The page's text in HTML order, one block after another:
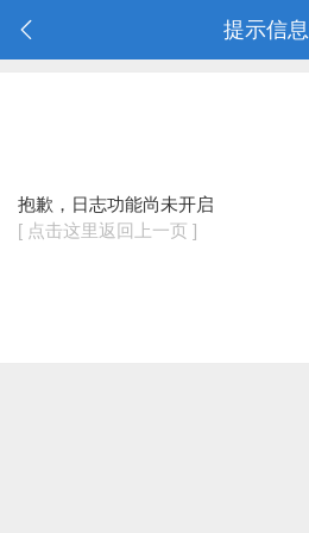
提示信息
抱歉，日志功能尚未开启
[ 点击这里返回上一页 ]